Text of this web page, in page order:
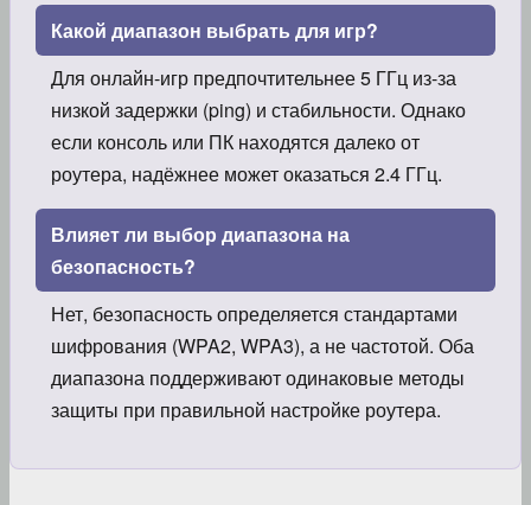
Какой диапазон выбрать для игр?
Для онлайн-игр предпочтительнее 5 ГГц из-за
низкой задержки (ping) и стабильности. Однако
если консоль или ПК находятся далеко от
роутера, надёжнее может оказаться 2.4 ГГц.
Влияет ли выбор диапазона на
безопасность?
Нет, безопасность определяется стандартами
шифрования (WPA2, WPA3), а не частотой. Оба
диапазона поддерживают одинаковые методы
защиты при правильной настройке роутера.